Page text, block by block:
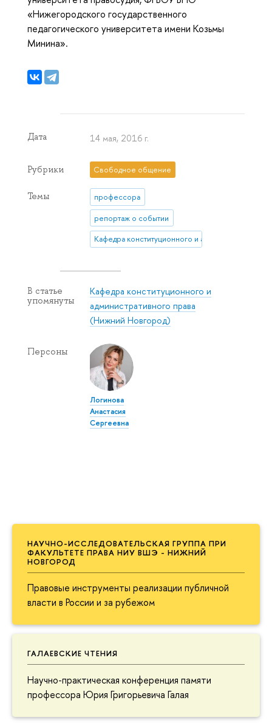
НАУЧНО-ИССЛЕДОВАТЕЛЬСКАЯ ГРУППА ПРИ
ФАКУЛЬТЕТЕ ПРАВА НИУ ВШЭ - НИЖНИЙ
НОВГОРОД
Правовые инструменты реализации публичной
власти в России и за рубежом
ГАЛАЕВСКИЕ ЧТЕНИЯ
Научно-практическая конференция памяти
профессора Юрия Григорьевича Галая
«Нижегородского государственного
педагогического университета имени Козьмы
Минина».
Дата 14 мая, 2016 г.
Рубрики Свободное общение
Темы профессора
репортаж о событии
Кафедра конституционного и
В статье
упомянуты
Кафедра конституционного и
административного права
(Нижний Новгород)
Персоны
Логинова
Анастасия
Сергеевна